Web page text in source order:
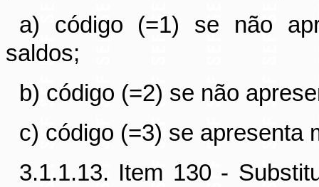
a) código (=1) se não
saldos;
b) código (=2) se não
c) código (=3) se apresenta
3.1.1.13. Item 130 -